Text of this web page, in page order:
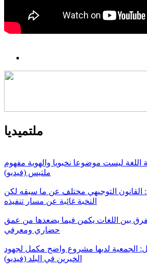
ملتميديا
اللغة ليست موضوعا نخبويا والهوية مفهوم
ملتبس (فيديو)
: القانون التوجيهي مختلف عن ما سبقه لكن
النخبة غائبة عن مسار تنفيذه
الفرق بين اللغات يكمن فيما يضعدها من عمق
حضاري ومعرفي
الجمعية لديها مشروع واضح مكمل لجهود
الخيرين في البلد (فيديو)